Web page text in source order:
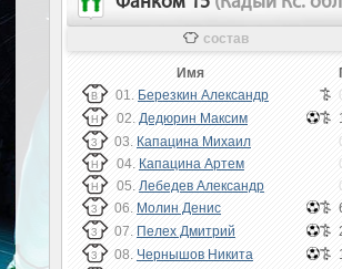
состав
Имя
В 01. Березкин Александр
Н 02. Дедюрин Максим
З 03. Капацина Михаил
Н 04. Капацина Артем
Н 05. Лебедев Александр
З 06. Молин Денис
З 07. Пелех Дмитрий
З 08. Чернышов Никита